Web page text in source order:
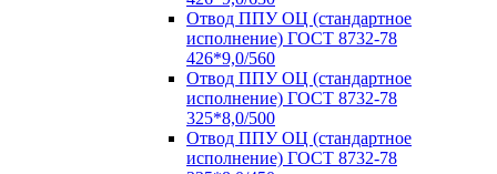
Отвод ППУ ОЦ (стандартное
исполнение) ГОСТ 8732-78
426*9,0/560
Отвод ППУ ОЦ (стандартное
исполнение) ГОСТ 8732-78
325*8,0/500
Отвод ППУ ОЦ (стандартное
исполнение) ГОСТ 8732-78